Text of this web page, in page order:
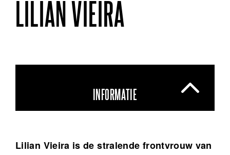
LILIAN VIEIRA
INFORMATIE
Lilian Vieira is de stralende frontvrouw van